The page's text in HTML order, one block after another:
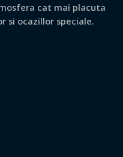
cat mai placuta
si ocazillor speciale.